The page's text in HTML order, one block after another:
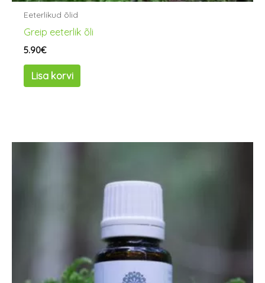
Eeterlikud õlid
Greip eeterlik õli
5.90€
Lisa korvi